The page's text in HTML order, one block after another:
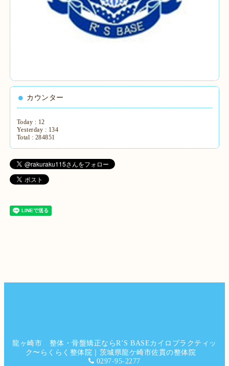
カウンター
Today : 12
Yesterday : 134
Total : 284851
龍ヶ崎市 整体・骨盤矯正ならR’S BASEカイロプラクティッ
ク〜らくらく整体院｜茨城県龍ケ崎市佐貫の整体院
0297-95-2277